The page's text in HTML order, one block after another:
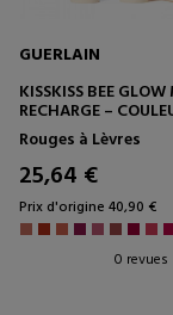
GUERLAIN
KISSKISS BEE
RECHARGE –
INTENSES ET
UNE VERSION
Rouges à Lèvres
25,64 €
Prix d'origine 40,90 €
0 revues